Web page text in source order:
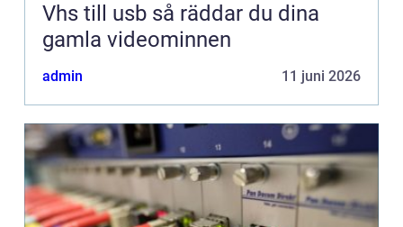
Vhs till usb så räddar du dina
gamla videominnen
admin 11 juni 2026